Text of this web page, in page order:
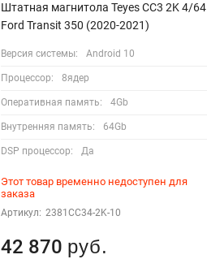
Штатная магнитола Teyes CC3 2K 4/64
Ford Transit 350 (2020-2021)
Версия системы: Android 10
Процессор: 8ядер
Оперативная память: 4Gb
Внутренняя память: 64Gb
DSP процессор: Да
Этот товар временно недоступен для
заказа
Артикул: 2381CC34-2K-10
42 870 руб.